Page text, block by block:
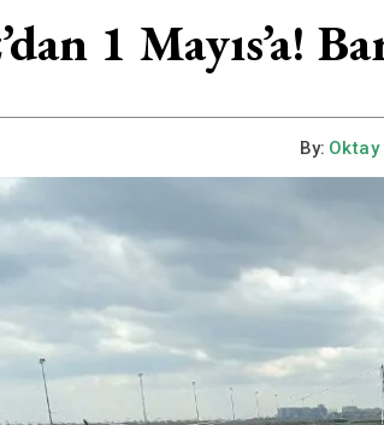
1 Mayıs’a!
By: